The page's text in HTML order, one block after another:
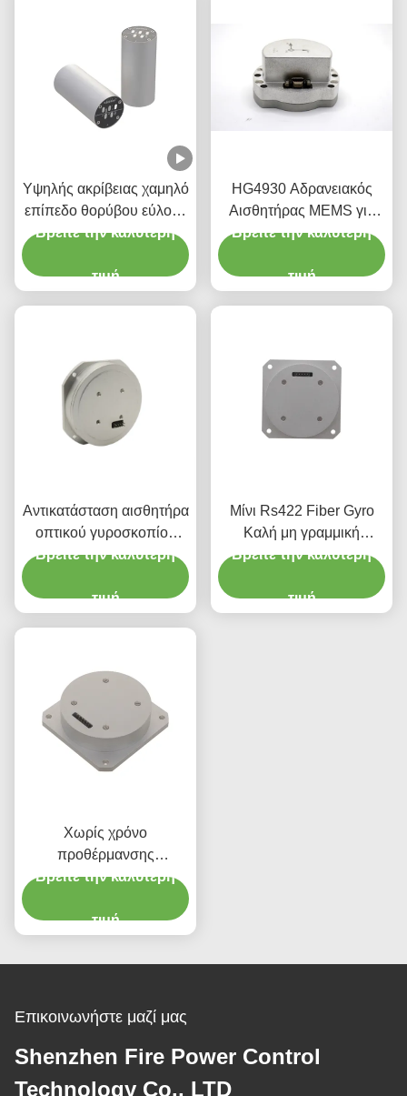
Υψηλής ακρίβειας χαμηλό
επίπεδο θορύβου εύλογο
κόστος Οπτική
γυροσκόπησης
Βρείτε την καλύτερη
τιμή
HG4930 Αδρανειακός
Αισθητήρας MEMS για
Αισθητήρες
Κίνησης Ακριβείας
Βρείτε την καλύτερη
τιμή
Αντικατάσταση αισθητήρα
οπτικού γυροσκοπίου
ινών με ενσωματωμένα
πυριτίου Fizoptika Vg910
Βρείτε την καλύτερη
τιμή
Μίνι Rs422 Fiber Gyro
Καλή μη γραμμική
σταθερότητα μηδενικής
Βρείτε την καλύτερη
τιμή
Χωρίς χρόνο
προθέρμανσης
Γυροσκόπιο οπτικής ινών
200g Τρόπος εξόδου RS-
Βρείτε την καλύτερη
τιμή
Επικοινωνήστε μαζί μας
Shenzhen Fire Power Control
Technology Co., LTD